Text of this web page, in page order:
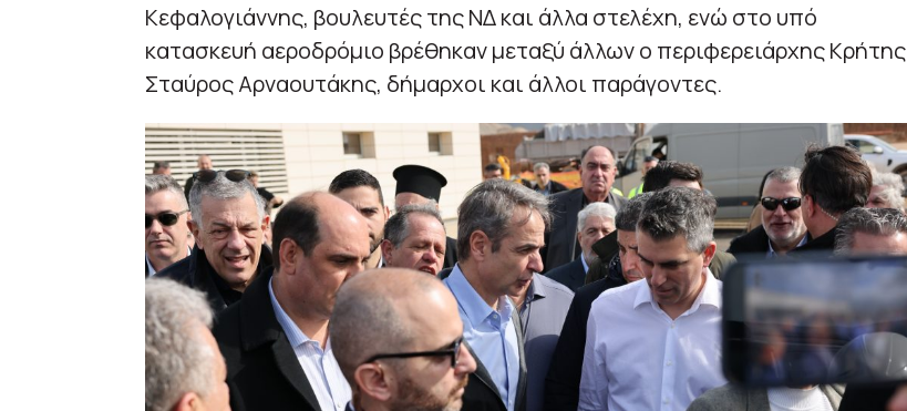
Κεφαλογιάννης, βουλευτές της ΝΔ και άλλα στελέχη, ενώ στο υπό
κατασκευή αεροδρόμιο βρέθηκαν μεταξύ άλλων ο περιφερειάρχης Κρήτης
Σταύρος Αρναουτάκης, δήμαρχοι και άλλοι παράγοντες.